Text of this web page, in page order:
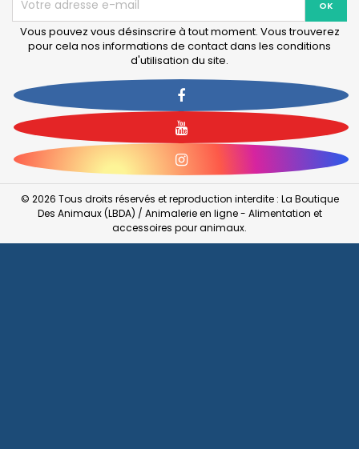
Vous pouvez vous désinscrire à tout moment. Vous trouverez
pour cela nos informations de contact dans les conditions
d'utilisation du site.
Facebook
YouTube
Instagram
© 2026 Tous droits réservés et reproduction interdite : La Boutique
Des Animaux (LBDA) / Animalerie en ligne - Alimentation et
accessoires pour animaux.